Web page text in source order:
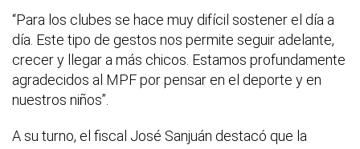
“Para los clubes se hace muy difícil sostener el día a
día. Este tipo de gestos nos permite seguir adelante,
crecer y llegar a más chicos. Estamos profundamente
agradecidos al MPF por pensar en el deporte y en
nuestros niños”.
A su turno, el fiscal José Sanjuán destacó que la